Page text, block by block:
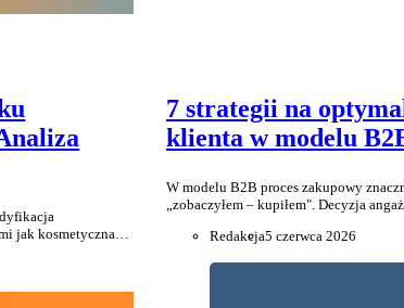
jak kosmetyczna…
7 strategii na
klienta w modelu
W modelu B2B proces zakupowy
„zobaczyłem – kupiłem". Decyzja
Redakcja5 czerwca 2026